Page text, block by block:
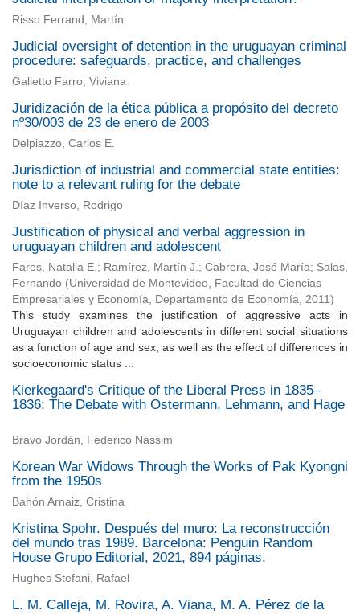
Risso Ferrand, Martín
Judicial oversight of detention in the uruguayan criminal
procedure: safeguards, practice, and challenges
Galletto Farro, Viviana
Juridización de la ética pública a propósito del decreto
nº30/003 de 23 de enero de 2003
Delpiazzo, Carlos E.
Jurisdiction of industrial and commercial state entities:
note to a relevant ruling for the debate
Díaz Inverso, Rodrigo
Justification of physical and verbal aggression in
uruguayan children and adolescent
Fares, Natalia E.; Ramírez, Martín J.; Cabrera, José María; Salas,
Fernando (Universidad de Montevideo, Facultad de Ciencias
Empresariales y Economía, Departamento de Economía, 2011)
This study examines the justification of aggressive acts in
Uruguayan children and adolescents in different social situations
as a function of age and sex, as well as the effect of differences in
socioeconomic status ...
Kierkegaard's Critique of the Liberal Press in 1835–
1836: The Debate with Ostermann, Lehmann, and Hage
Bravo Jordán, Federico Nassim
Korean War Widows Through the Works of Pak Kyongni
from the 1950s
Bahón Arnaiz, Cristina
Kristina Spohr. Después del muro: La reconstrucción
del mundo tras 1989. Barcelona: Penguin Random
House Grupo Editorial, 2021, 894 páginas.
Hughes Stefani, Rafael
L. M. Calleja, M. Rovira, A. Viana, M. A. Pérez de la